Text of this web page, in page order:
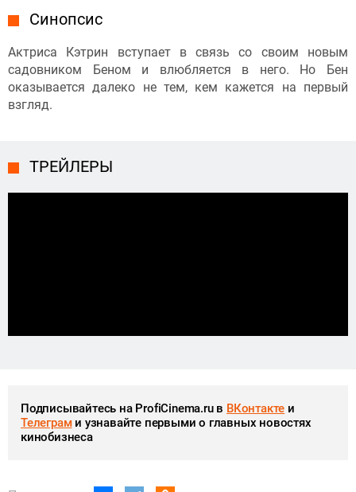
Синопсис
Актриса Кэтрин вступает в связь со своим новым
садовником Беном и влюбляется в него. Но Бен
оказывается далеко не тем, кем кажется на первый
взгляд.
ТРЕЙЛЕРЫ
Подписывайтесь на ProfiCinema.ru в ВКонтакте и
Телеграми узнавайте первыми о главных новостях
кинобизнеса